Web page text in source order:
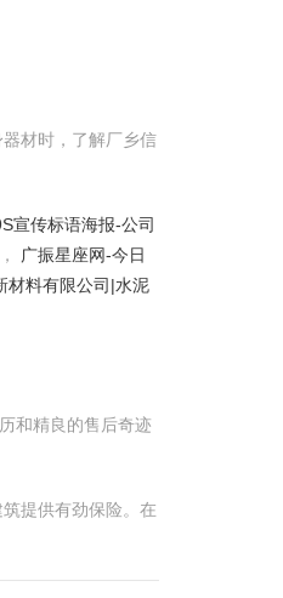
材时，了解厂乡信
宣传标语海报-公司
广振星座网-今日
材料有限公司|水泥
和精良的售后奇迹
提供有劲保险。在